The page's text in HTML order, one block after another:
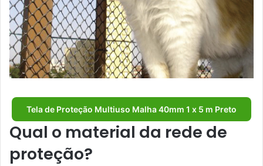
Tela de Proteção Multiuso Malha 40mm 1 x 5 m Preto
Qual o material da rede de
proteção?